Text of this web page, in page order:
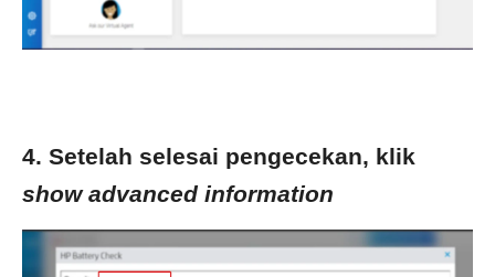
4. Setelah selesai pengecekan, klik
show advanced information